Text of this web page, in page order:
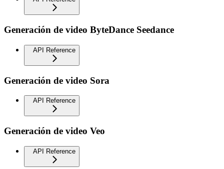
Generación de video ByteDance Seedance
API Reference
Generación de video Sora
API Reference
Generación de video Veo
API Reference